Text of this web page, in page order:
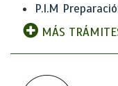
P.I.M
MÁS